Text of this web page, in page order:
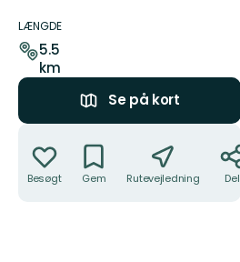
LÆNGDE
5.5
km
Se på kort
Besøgt Gem Rutevejledning Del